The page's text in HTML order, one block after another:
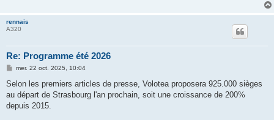
rennais
A320
Re: Programme été 2026
M
s
a
g
e
mer. 22 oct. 2025, 10:04
Selon les premiers articles de presse, Volotea proposera 925.000 sièges
au départ de Strasbourg l'an prochain, soit une croissance de 200%
depuis 2015.